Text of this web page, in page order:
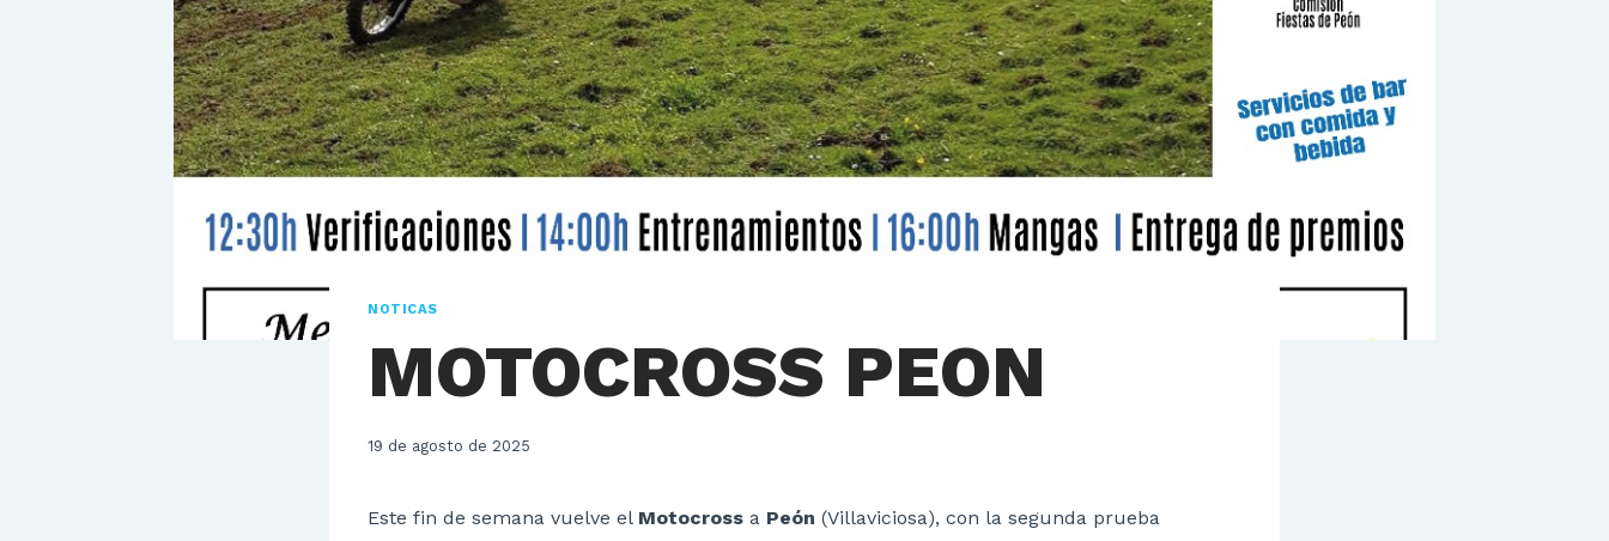
NOTICAS
MOTOCROSS PEON
19 de agosto de 2025
Este fin de semana vuelve el Motocross a Peón (Villaviciosa), con la segunda prueba